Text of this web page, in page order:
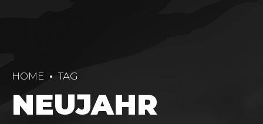
HOME TAG
NEUJAHR